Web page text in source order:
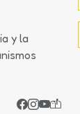
y la